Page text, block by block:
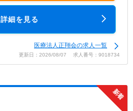
詳細を見る
医療法人正翔会の求人一覧
更新日：2026/08/07 求人番号：9018734